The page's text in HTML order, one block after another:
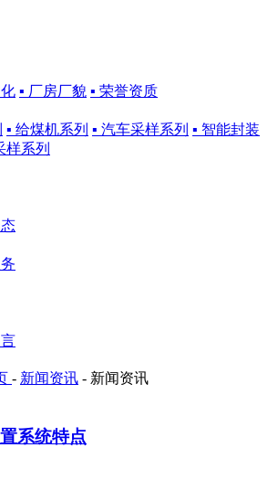
▪ 厂房厂貌 ▪ 荣誉资质
▪ 给煤机系列 ▪ 汽车采样系列 ▪ 智能封装
样系列
- 新闻资讯 - 新闻资讯
系统特点